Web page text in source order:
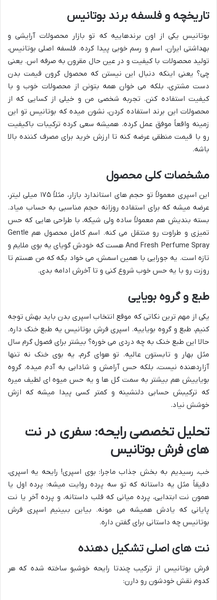
تاریخچه و فلسفه برند بوتانیس
بوتانیس یکی از اون برندهاییه که تو بازار محصولات آرایشی و
بهداشتی ایران، اسم و رسم خوبی پیدا کرده. فلسفه اصلی بوتانیس،
تولید محصولات با کیفیت و در عین حال مقرون به صرفه اس. یعنی
چی؟ یعنی اینکه دنبال این نیستن که محصول گرون قیمت بدن
دست مشتری، بلکه می خوان همه بتونن از محصولات خوب و با
کیفیت استفاده کنن. تجربه شخصی من و خیلی از کسایی که از
محصولات این برند استفاده کردن، نشون میده که بوتانیس تو این
زمینه واقعاً موفق عمل کرده. همیشه سعی کرده ترکیبات باکیفیت
رو با قیمت منطقی عرضه کنه تا ارزش خرید برای مصرف کننده بالا
باشه.
مشخصات کلی محصول
این اسپری معمولاً تو حجم های استاندارد بازار، مثلاً ۱۷۵ میلی لیتر،
عرضه میشه که برای استفاده روزانه حجم مناسبی به حساب میاد.
بسته بندیش هم معمولاً ساده ولی شیکه، با طراحی هایی که حس
تمیزی و طراوت رو منتقل می کنه. اسم کامل محصول هم Gentle
And Fresh Perfume Spray هست که خودش گویای یه بوی ملایم و
تازه است. یه جورایی با همین اسمش، می خواد بگه که من هستم تا
روزت رو با یه حس خوب شروع کنی و تا آخرش ادامه بدی.
طبع و گروه بویایی
یکی از مهم ترین نکاتی که موقع انتخاب اسپری بدن باید بهش توجه
کنیم، طبع و گروه بویاییه. اسپری فرش بوتانیس یه طبع خنک داره.
حالا این طبع خنک به چه دردی می خوره؟ بیشتر برای فصول گرم سال
مثل بهار و تابستون عالیه. تو هوای گرم، یه بوی خنک نه تنها
آزاردهنده نیست، بلکه حس آرامش و شادابی به آدم میده. گروه
بویاییش هم بیشتر به سمت گل ها و یه حس میوه ای لطیف میره
که ترکیبش حسابی دلنشینه و کمتر کسی پیدا میشه که ازش
خوشش نیاد.
تحلیل تخصصی رایحه: سفری در نت
های فرش بوتانیس
خب، رسیدیم به بخش جذاب ماجرا: بوی اسپری! رایحه یه اسپری،
دقیقاً مثل یه داستانه که تو سه پرده روایت میشه: پرده اول یا
همون نت ابتدایی، پرده میانی که قلب داستانه، و پرده آخر یا نت
پایانی که یادش همیشه می مونه. بیاین ببینیم اسپری فرش
بوتانیس چه داستانی برای گفتن داره.
نت های اصلی تشکیل دهنده
فرش بوتانیس از ترکیب چندتا رایحه خوشبو ساخته شده که هر
کدوم نقش خودشون رو دارن: